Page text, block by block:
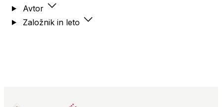
Avtor
Založnik in leto